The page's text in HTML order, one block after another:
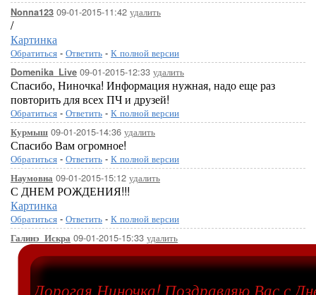
Nonna123 09-01-2015-11:42 удалить
/
Картинка
Обратиться - Ответить - К полной версии
Domenika_Live 09-01-2015-12:33 удалить
Спасибо, Ниночка! Информация нужная, надо еще раз
повторить для всех ПЧ и друзей!
Обратиться - Ответить - К полной версии
Курмыш 09-01-2015-14:36 удалить
Спасибо Вам огромное!
Обратиться - Ответить - К полной версии
Наумовна 09-01-2015-15:12 удалить
С ДНЕМ РОЖДЕНИЯ!!!
Картинка
Обратиться - Ответить - К полной версии
Галинэ_Искра 09-01-2015-15:33 удалить
Дорогая Ниночка! Поздравляю Вас с